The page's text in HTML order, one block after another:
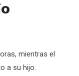
mientras el
a su hijo.